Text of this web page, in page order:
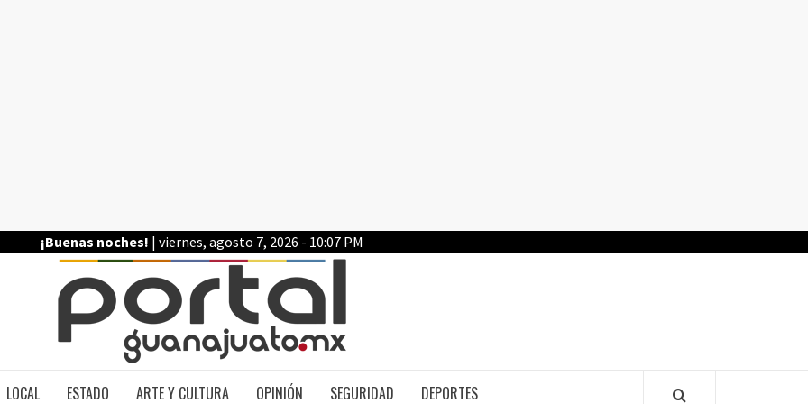
¡Buenas noches! | viernes, agosto 7, 2026 - 10:07 PM
LOCAL ESTADO ARTE Y CULTURA OPINIÓN SEGURIDAD DEPORTES